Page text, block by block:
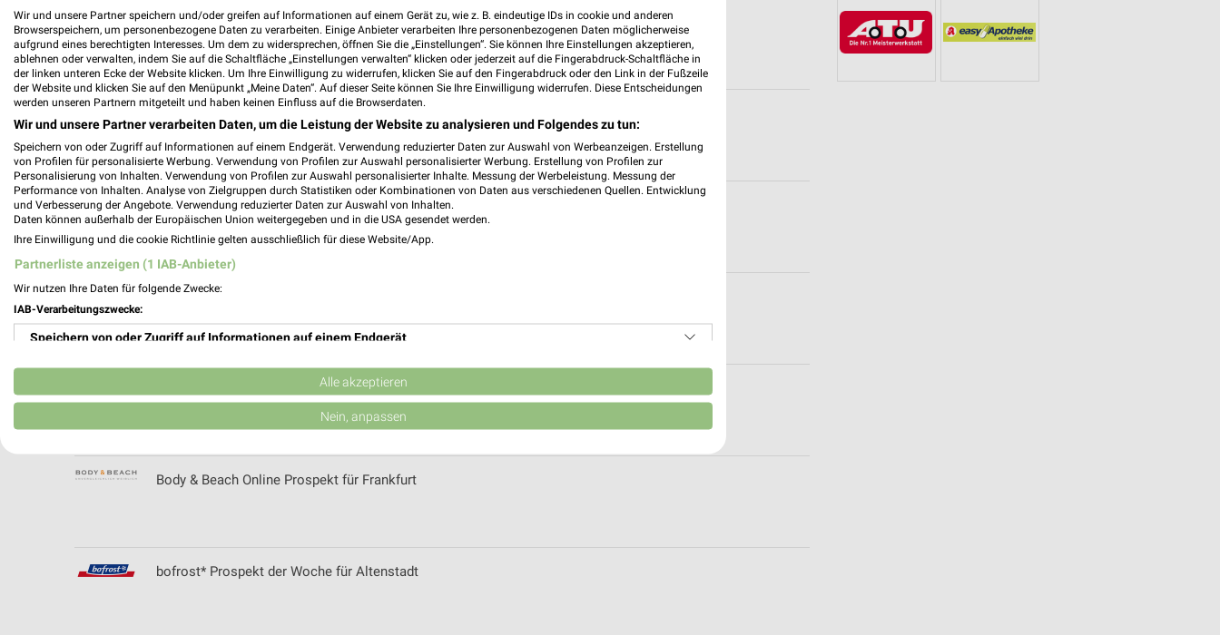
Bettenhaus Emmerich Filialen & Öffnungszeiten für Marktheidenfeld
BigXtra Prospekte, Angebote, Günstige Flüge
BioMarkt Angebote & Prospekte für Hanau
Blume 2000 Prospekte und Angebote für Hanau
Blumen Risse Prospekte und Angebote für Hanau
Body & Beach Online Prospekt für Frankfurt
bofrost* Prospekt der Woche für Altenstadt
Wir und unsere Partner speichern und/oder greifen auf Informationen auf einem Gerät zu, wie z. B. eindeutige IDs in cookie und anderen
Browserspeichern, um personenbezogene Daten zu verarbeiten. Einige Anbieter verarbeiten Ihre personenbezogenen Daten möglicherweise
aufgrund eines berechtigten Interesses. Um dem zu widersprechen, öffnen Sie die „Einstellungen“. Sie können Ihre Einstellungen akzeptieren,
ablehnen oder verwalten, indem Sie auf die Schaltfläche „Einstellungen verwalten“ klicken oder jederzeit auf die Fingerabdruck-Schaltfläche in
der linken unteren Ecke der Website klicken. Um Ihre Einwilligung zu widerrufen, klicken Sie auf den Fingerabdruck oder den Link in der Fußzeile
der Website und klicken Sie auf den Menüpunkt „Meine Daten“. Auf dieser Seite können Sie Ihre Einwilligung widerrufen. Diese Entscheidungen
werden unseren Partnern mitgeteilt und haben keinen Einfluss auf die Browserdaten.
Wir und unsere Partner verarbeiten Daten, um die Leistung der Website zu analysieren und Folgendes zu tun:
Speichern von oder Zugriff auf Informationen auf einem Endgerät. Verwendung reduzierter Daten zur Auswahl von Werbeanzeigen. Erstellung
von Profilen für personalisierte Werbung. Verwendung von Profilen zur Auswahl personalisierter Werbung. Erstellung von Profilen zur
Personalisierung von Inhalten. Verwendung von Profilen zur Auswahl personalisierter Inhalte. Messung der Werbeleistung. Messung der
Performance von Inhalten. Analyse von Zielgruppen durch Statistiken oder Kombinationen von Daten aus verschiedenen Quellen. Entwicklung
und Verbesserung der Angebote. Verwendung reduzierter Daten zur Auswahl von Inhalten.
Daten können außerhalb der Europäischen Union weitergegeben und in die USA gesendet werden.
Ihre Einwilligung und die cookie Richtlinie gelten ausschließlich für diese Website/App.
Partnerliste anzeigen (1 IAB-Anbieter)
Wir nutzen Ihre Daten für folgende Zwecke:
IAB-Verarbeitungszwecke:
Speichern von oder Zugriff auf Informationen auf einem Endgerät
Verwendung reduzierter Daten zur Auswahl von Werbeanzeigen
Erstellung von Profilen für personalisierte Werbung
Erstellung von Profilen zur Personalisierung von Inhalten
Alle akzeptieren
Nein, anpassen